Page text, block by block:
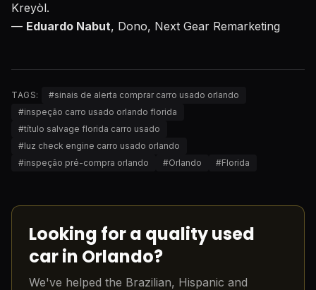
Kreyòl.
— Eduardo Nabut, Dono, Next Gear Remarketing
TAGS: #sinais de alerta comprar carro usado orlando
#inspeção carro usado orlando florida
#título salvage florida carro usado
#luz check engine carro usado orlando
#inspeção pré-compra orlando #Orlando #Florida
Looking for a quality used
car in Orlando?
We've helped the Brazilian, Hispanic and